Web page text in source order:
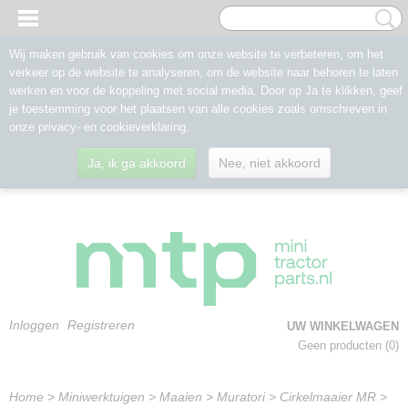
Inloggen Registreren
UW WINKELWAGEN
Geen producten (0)
Home > Miniwerktuigen > Maaien > Muratori> Cirkelmaaier MR >
Wij maken gebruik van cookies om onze website te verbeteren, om het
verkeer op de website te analyseren, om de website naar behoren te laten
werken en voor de koppeling met social media. Door op Ja te klikken, geef
je toestemming voor het plaatsen van alle cookies zoals omschreven in
onze privacy- en cookieverklaring.
Ja, ik ga akkoord Nee, niet akkoord